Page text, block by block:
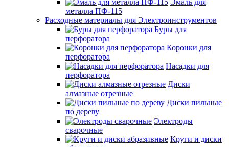
Эмаль для
металла ПФ-115
Расходные материалы для Электроинструментов
Буры для
перфоратора
Коронки для
перфоратора
Насадки для
перфоратора
Диски
алмазные отрезные
Диски пильные
по дереву
Электроды
сварочные
Круги и диски